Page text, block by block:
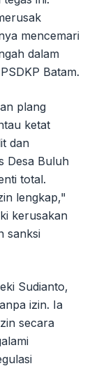
mencemari
dalam
Batam.
plang
ketat
dan
Desa Buluh
total.
lengkap,"
kerusakan
sanksi
Sudianto,
izin. Ia
secara